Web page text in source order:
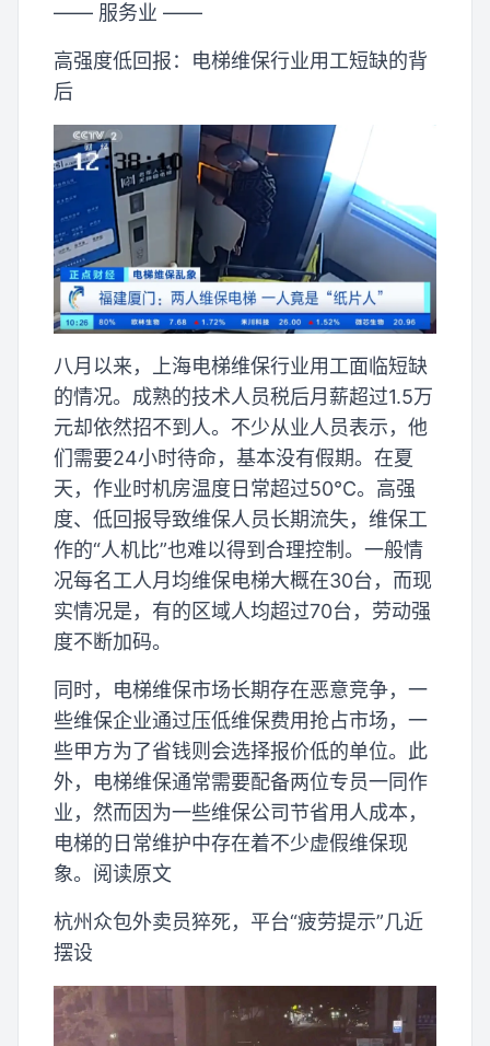
—— 服务业 ——
高强度低回报：电梯维保行业用工短缺的背
后
八月以来，上海电梯维保行业用工面临短缺
的情况。成熟的技术人员税后月薪超过1.5万
元却依然招不到人。不少从业人员表示，他
们需要24小时待命，基本没有假期。在夏
天，作业时机房温度日常超过50℃。高强
度、低回报导致维保人员长期流失，维保工
作的“人机比”也难以得到合理控制。一般情
况每名工人月均维保电梯大概在30台，而现
实情况是，有的区域人均超过70台，劳动强
度不断加码。
同时，电梯维保市场长期存在恶意竞争，一
些维保企业通过压低维保费用抢占市场，一
些甲方为了省钱则会选择报价低的单位。此
外，电梯维保通常需要配备两位专员一同作
业，然而因为一些维保公司节省用人成本，
电梯的日常维护中存在着不少虚假维保现
象。阅读原文
杭州众包外卖员猝死，平台“疲劳提示”几近
摆设